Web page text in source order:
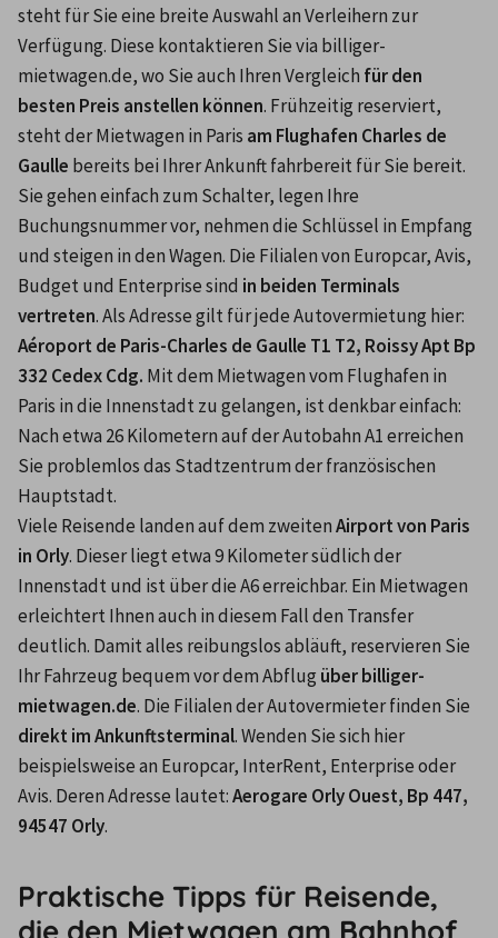
steht für Sie eine breite Auswahl an Verleihern zur
Verfügung. Diese kontaktieren Sie via billiger-
mietwagen.de, wo Sie auch Ihren Vergleich für den
besten Preis anstellen können. Frühzeitig reserviert,
steht der Mietwagen in Paris am Flughafen Charles de
Gaulle bereits bei Ihrer Ankunft fahrbereit für Sie bereit.
Sie gehen einfach zum Schalter, legen Ihre
Buchungsnummer vor, nehmen die Schlüssel in Empfang
und steigen in den Wagen. Die Filialen von Europcar, Avis,
Budget und Enterprise sind in beiden Terminals
vertreten
Aéroport de Paris-Charles de Gaulle T1 T2, Roissy Apt Bp
332 Cedex Cdg. Mit dem Mietwagen vom Flughafen in
Paris in die Innenstadt zu gelangen, ist denkbar einfach:
Nach etwa 26 Kilometern auf der Autobahn A1 erreichen
Sie problemlos das Stadtzentrum der französischen
Hauptstadt.
Viele Reisende landen auf dem zweiten Airport von Paris
in Orly. Dieser liegt etwa 9 Kilometer südlich der
Innenstadt und ist über die A6 erreichbar. Ein Mietwagen
erleichtert Ihnen auch in diesem Fall den Transfer
deutlich. Damit alles reibungslos abläuft, reservieren Sie
Ihr Fahrzeug bequem vor dem Abflug über billiger-
mietwagen.de
direkt im Ankunftsterminal. Wenden Sie sich hier
beispielsweise an Europcar, InterRent, Enterprise oder
Avis. Deren Adresse lautet: Aerogare Orly Ouest, Bp 447,
94547 Orly.
Praktische Tipps für Reisende,
die den Mietwagen am Bahnhof